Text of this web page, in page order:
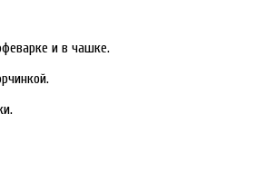
и в чашке.